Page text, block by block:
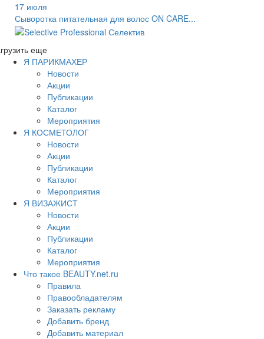
17 июля
Сыворотка питательная для волос ON CARE...
еще
Я ПАРИКМАХЕР
Новости
Акции
Публикации
Каталог
Мероприятия
Я КОСМЕТОЛОГ
Новости
Акции
Публикации
Каталог
Мероприятия
Я ВИЗАЖИСТ
Новости
Акции
Публикации
Каталог
Мероприятия
Что такое BEAUTY.net.ru
Правила
Правообладателям
Заказать рекламу
Добавить бренд
Добавить материал